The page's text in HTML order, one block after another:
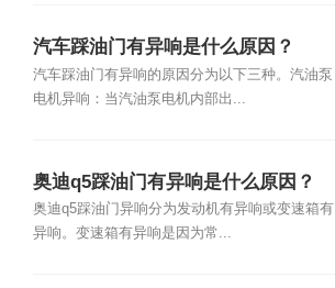
汽车踩油门有异响是什么原因？
汽车踩油门有异响的原因分为以下三种。汽油泵
电机异响：当汽油泵电机内部出...
奥迪q5踩油门有异响是什么原因？
奥迪q5踩油门异响分为发动机有异响或变速箱有
异响。变速箱有异响是因为常...